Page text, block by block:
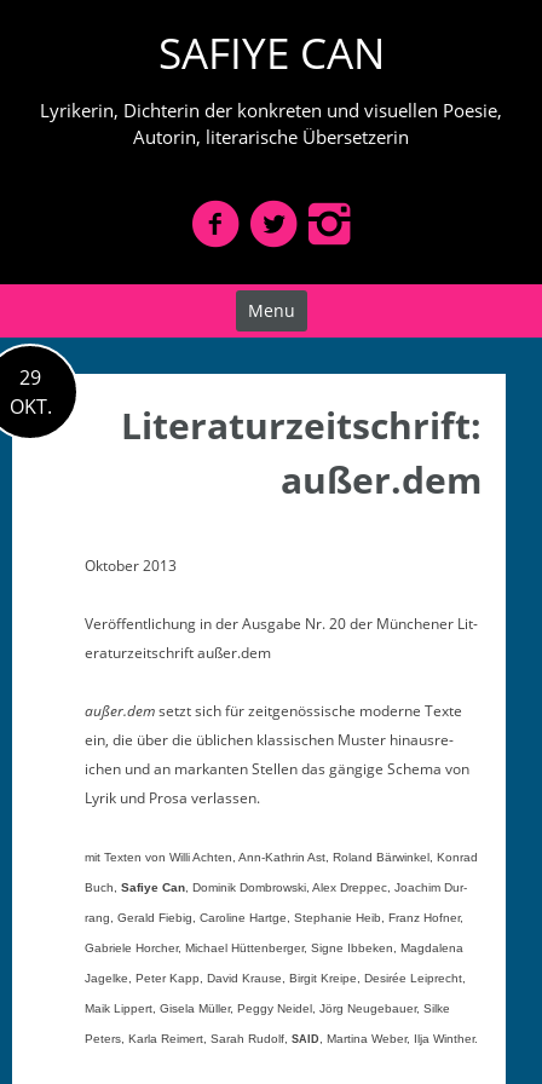
SAFIYE CAN
Lyrikerin, Dichterin der konkreten und visuellen Poesie,
Autorin, literarische Übersetzerin
Menu
29
OKT.
Literaturzeitschrift:
außer.dem
Okto­ber 2013
Veröf­fentlichung in der Aus­gabe Nr. 20 der Münch­en­er Lit­
er­aturzeitschrift außer.dem
außer.demset­zt sich für zeit­genös­sis­che mod­erne Texte
ein, die über die üblichen klas­sis­chen Muster hin­aus­re­
ichen und an markan­ten Stellen das gängige Schema von
Lyrik und Prosa verlassen.
mit Tex­ten von Willi Acht­en, Ann-Kathrin Ast, Roland Bär­winkel, Kon­rad
Buch, Safiye Can , Dominik Dom­brows­ki, Alex Dreppec, Joachim Dur­
rang, Ger­ald Fiebig, Car­o­line Hartge, Stephanie Heib, Franz Hofn­er,
Gabriele Horcher, Michael Hüt­ten­berg­er, Signe Ibbeken, Mag­dale­na
Jagelke, Peter Kapp, David Krause, Bir­git Kreipe, Desirée Leiprecht,
Maik Lip­pert, Gisela Müller, Peg­gy Nei­del, Jörg Neuge­bauer, Silke
Peters, Kar­la Reimert, Sarah Rudolf, SAID , Mar­ti­na Weber, Ilja Winther.